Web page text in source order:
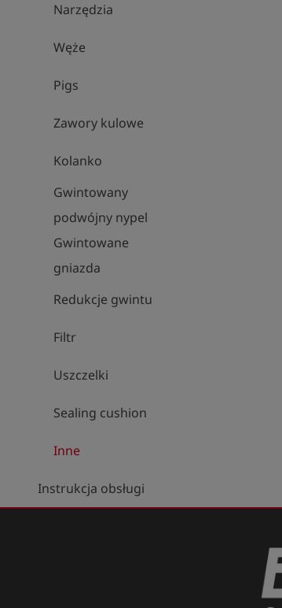
Narzędzia
Węże
Pigs
Zawory kulowe
Kolanko
Gwintowany
podwójny nypel
Gwintowane
gniazda
Redukcje gwintu
Filtr
Uszczelki
Sealing cushion
Inne
Instrukcja obsługi